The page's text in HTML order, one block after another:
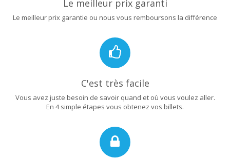
Le meilleur prix garanti
Le meilleur prix garantie ou nous vous remboursons la différence
C'est très facile
Vous avez juste besoin de savoir quand et où vous voulez aller.
En 4 simple étapes vous obtenez vos billets.